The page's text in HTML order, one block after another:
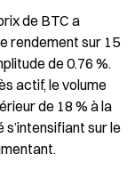
de BTC a
rendement sur 15
de 0.76 %.
actif, le volume
de 18 % à la
sur le